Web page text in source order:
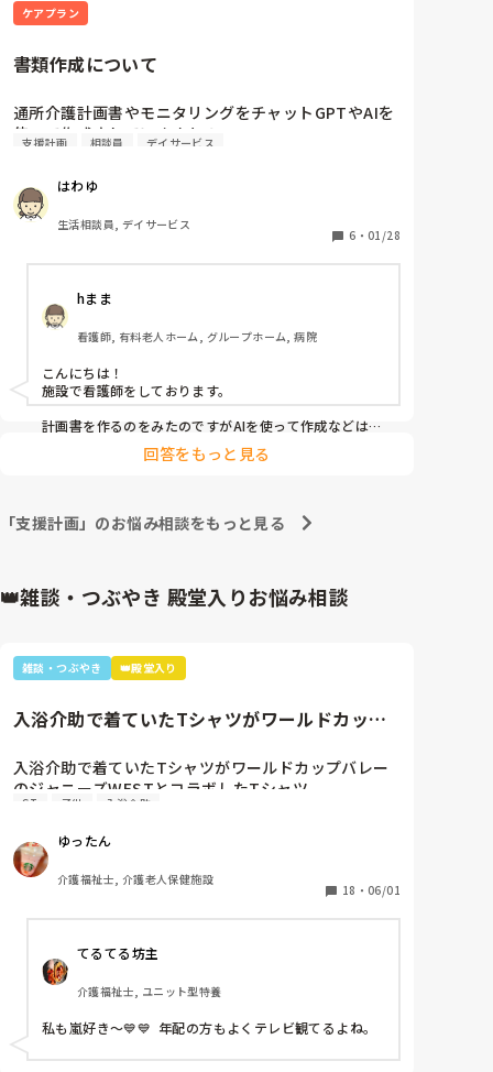
ケアプラン
書類作成について
通所介護計画書やモニタリングをチャットGPTやAIを
使って作成されていますか？
支援計画 相談員 デイサービス
はわゆ
生活相談員, デイサービス
6 ・ 01/28
hまま
看護師, 有料老人ホーム, グループホーム, 病院
こんにちは！
施設で看護師をしております。
計画書を作るのをみたのですがAIを使って作成などはし
ていませんでした！
利用者さんと話して必要そうなものを1つずつ記載して
回答をもっと見る
「支援計画」のお悩み相談をもっと見る
👑雑談・つぶやき 殿堂入りお悩み相談
雑談・つぶやき 👑殿堂入り
入浴介助で着ていたTシャツがワールドカップ
入浴介助で着ていたTシャツがワールドカップバレー
のジャニーズWESTとコラボしたTシャツ。
暑いししんどいから、せめて好きなTシャツを着て介
別のフロアの利用者さん達で私はリフト浴の介助をし
ていると「可愛いTシャツね☺️」と言われ「そうでし
ょ？去年のバレーボールの世界大会で好きなアイドル
達が応援してて、グッズとして売ってたからかったん
方分からなかった)あなたジャニーズが好きなのね😊」
と。
大好きと伝えると「私もよ、あなた嵐は好き？」と聞
かれ、1番好きと伝えると利用者さんが嵐のメンバー3
人の名前を言っていき「後2人…。どないしよ、あと2
人名前がでてけぇへんわ😩」と言うと近くの利用者さ
ST 子供 入浴介助
ゆったん
介護福祉士, 介護老人保健施設
18 ・ 06/01
てるてる坊主
介護福祉士, ユニット型特養
私も嵐好き～💙💙  年配の方もよくテレビ観てるよね。